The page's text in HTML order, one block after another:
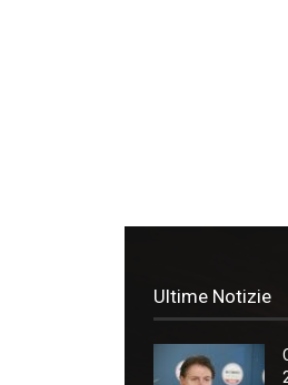
Ultime Notizie